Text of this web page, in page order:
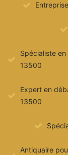
Spécialiste
13500
Expert en
13500
Antiquaire